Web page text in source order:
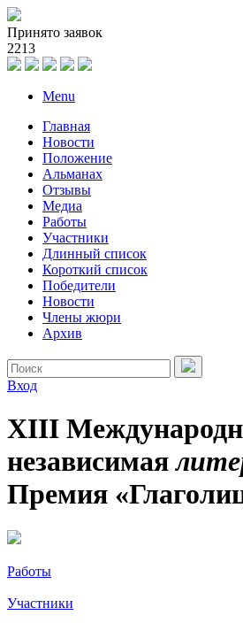
Принято заявок
2213
Menu
Главная
Новости
Положение
Альманах
Отзывы
Медиа
Работы
Участники
Длинный список
Короткий список
Победители
Новости
Члены жюри
Архив
Вход
XIII
независимая
Премия
Работы
Участники